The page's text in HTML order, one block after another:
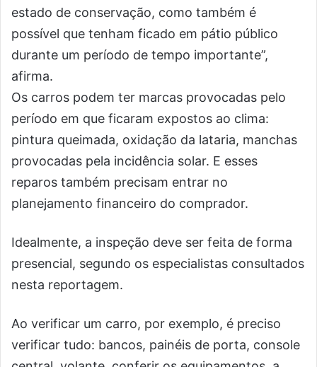
estado de conservação, como também é
possível que tenham ficado em pátio público
durante um período de tempo importante”,
afirma.
Os carros podem ter marcas provocadas pelo
período em que ficaram expostos ao clima:
pintura queimada, oxidação da lataria, manchas
provocadas pela incidência solar. E esses
reparos também precisam entrar no
planejamento financeiro do comprador.
Idealmente, a inspeção deve ser feita de forma
presencial, segundo os especialistas consultados
nesta reportagem.
Ao verificar um carro, por exemplo, é preciso
verificar tudo: bancos, painéis de porta, console